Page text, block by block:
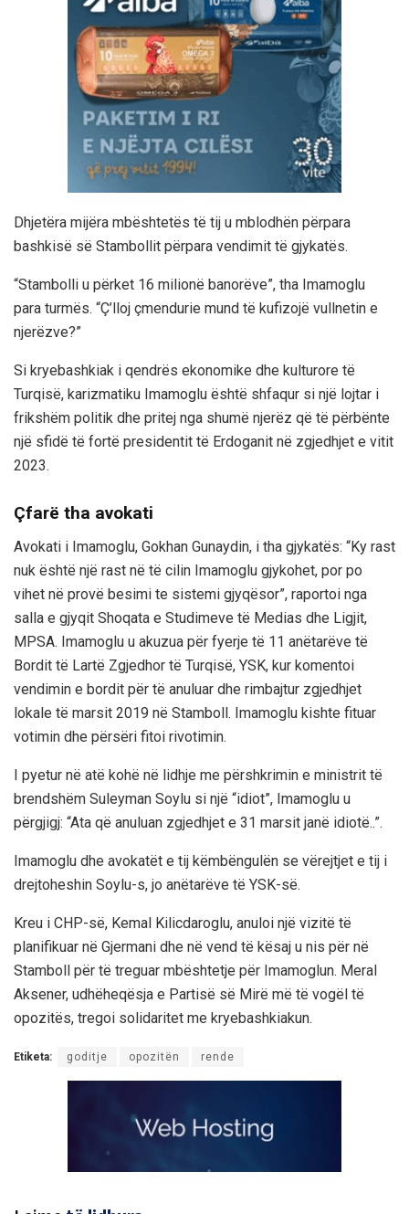
Dhjetëra mijëra mbështetës të tij u mblodhën përpara
bashkisë së Stambollit përpara vendimit të gjykatës.
“Stambolli u përket 16 milionë banorëve”, tha Imamoglu
para turmës. “Ç’lloj çmendurie mund të kufizojë vullnetin e
njerëzve?”
Si kryebashkiak i qendrës ekonomike dhe kulturore të
Turqisë, karizmatiku Imamoglu është shfaqur si një lojtar i
frikshëm politik dhe pritej nga shumë njerëz që të përbënte
një sfidë të fortë presidentit të Erdoganit në zgjedhjet e vitit
2023.
Çfarë tha avokati
Avokati i Imamoglu, Gokhan Gunaydin, i tha gjykatës: “Ky rast
nuk është një rast në të cilin Imamoglu gjykohet, por po
vihet në provë besimi te sistemi gjyqësor”, raportoi nga
salla e gjyqit Shoqata e Studimeve të Medias dhe Ligjit,
MPSA. Imamoglu u akuzua për fyerje të 11 anëtarëve të
Bordit të Lartë Zgjedhor të Turqisë, YSK, kur komentoi
vendimin e bordit për të anuluar dhe rimbajtur zgjedhjet
lokale të marsit 2019 në Stamboll. Imamoglu kishte fituar
votimin dhe përsëri fitoi rivotimin.
I pyetur në atë kohë në lidhje me përshkrimin e ministrit të
brendshëm Suleyman Soylu si një “idiot”, Imamoglu u
përgjigj: “Ata që anuluan zgjedhjet e 31 marsit janë idiotë..”.
Imamoglu dhe avokatët e tij këmbëngulën se vërejtjet e tij i
drejtoheshin Soylu-s, jo anëtarëve të YSK-së.
Kreu i CHP-së, Kemal Kilicdaroglu, anuloi një vizitë të
planifikuar në Gjermani dhe në vend të kësaj u nis për në
Stamboll për të treguar mbështetje për Imamoglun. Meral
Aksener, udhëheqësja e Partisë së Mirë më të vogël të
opozitës, tregoi solidaritet me kryebashkiakun.
Etiketa: goditje opozitën rende